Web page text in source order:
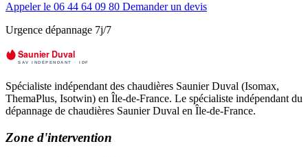
Appeler le 06 44 64 09 80 Demander un devis
Urgence dépannage 7j/7
Spécialiste indépendant des chaudières Saunier Duval (Isomax,
ThemaPlus, Isotwin) en Île-de-France. Le spécialiste indépendant du
dépannage de chaudières Saunier Duval en Île-de-France.
Zone d'intervention